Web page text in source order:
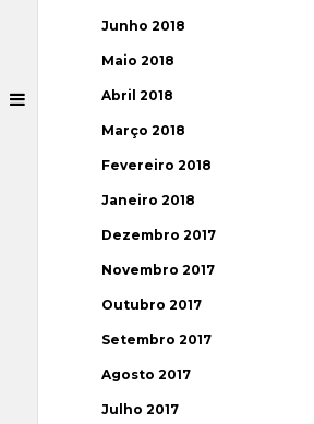
Junho 2018
Maio 2018
Abril 2018
Março 2018
Fevereiro 2018
Janeiro 2018
Dezembro 2017
Novembro 2017
Outubro 2017
Setembro 2017
Agosto 2017
Julho 2017